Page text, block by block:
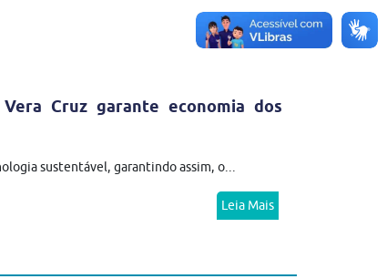
Cruz garante economia dos
sustentável, garantindo assim, o...
Leia Mais